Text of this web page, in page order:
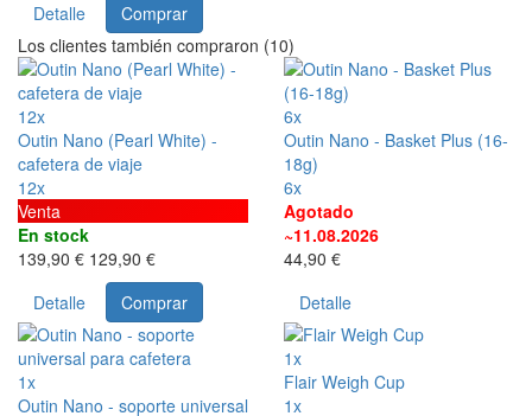
Detalle
Comprar
Los clientes también compraron (10)
12x
Outin Nano (Pearl White) -
cafetera de viaje
12x
Venta
En stock
139,90 € 129,90 €
Detalle
Comprar
6x
Outin Nano - Basket Plus (16-
18g)
6x
Agotado
~11.08.2026
44,90 €
Detalle
1x
Outin Nano - soporte universal
1x
Flair Weigh Cup
1x